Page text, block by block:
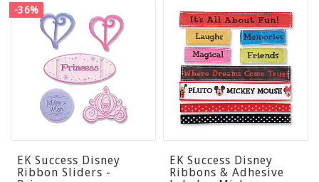
-36%
EK Success Disney
Ribbon Sliders -
EK Success Disney
Ribbons & Adhesive